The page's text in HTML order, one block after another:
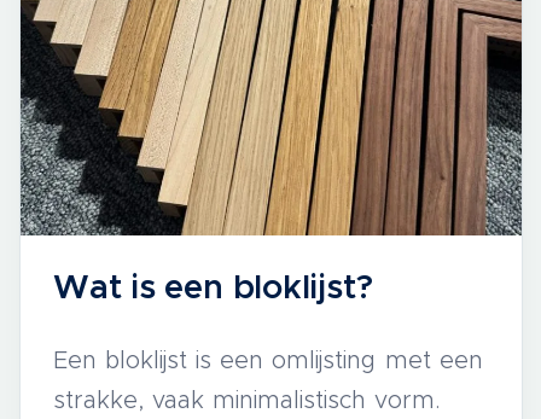
Wat is een bloklijst?
Een bloklijst is een omlijsting met een
strakke, vaak minimalistisch vorm.